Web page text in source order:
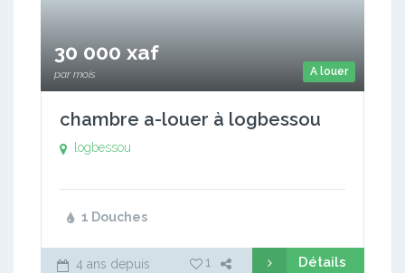
A louer
30 000 xaf
par mois
chambre a-louer à logbessou
logbessou
1 Douches
4 ans depuis 1 Détails